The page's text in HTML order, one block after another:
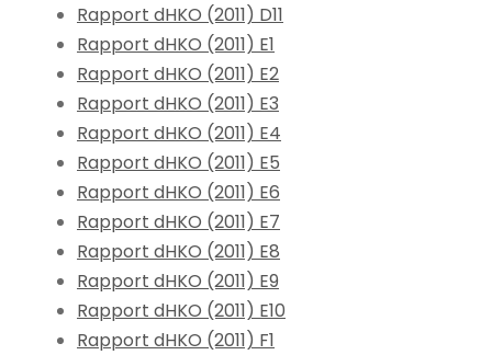
Rapport dHKO (2011) D11
Rapport dHKO (2011) E1
Rapport dHKO (2011) E2
Rapport dHKO (2011) E3
Rapport dHKO (2011) E4
Rapport dHKO (2011) E5
Rapport dHKO (2011) E6
Rapport dHKO (2011) E7
Rapport dHKO (2011) E8
Rapport dHKO (2011) E9
Rapport dHKO (2011) E10
Rapport dHKO (2011) F1